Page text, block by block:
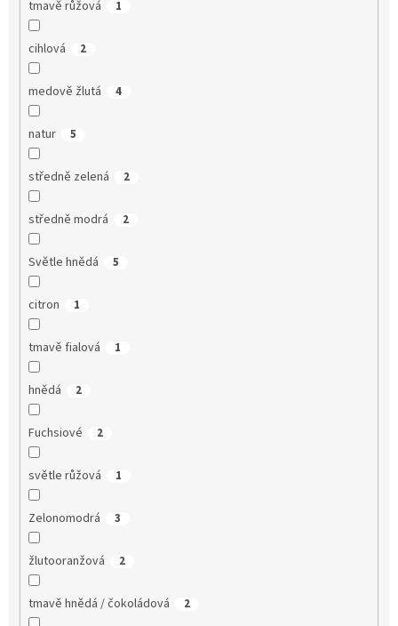
tmavě růžová 1
cihlová 2
medově žlutá 4
natur 5
středně zelená 2
středně modrá 2
Světle hnědá 5
citron 1
tmavě fialová 1
hnědá 2
Fuchsiové 2
světle růžová 1
Zelonomodrá 3
žlutooranžová 2
tmavě hnědá / čokoládová 2